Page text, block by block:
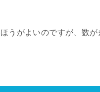
うがよいのですが、数